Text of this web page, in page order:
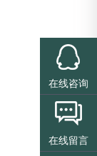
在线咨询
在线留言